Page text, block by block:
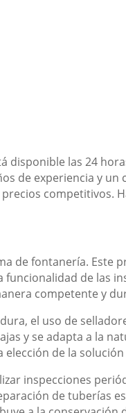
disponible las 24
de experiencia y un
competitivos.
de fontanería. Este
de las
competente y
el uso de
y se adapta a la
de la
inspecciones
de tuberías